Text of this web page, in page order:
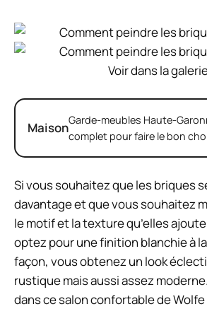
Voir dans la
MaisonGarde-meubles Haute-
complet pour faire le bon
Si vous souhaitez que les briques
davantage et que vous souhaitez
le motif et la texture qu’elles
optez pour une finition blanchie à
façon, vous obtenez un look
rustique mais aussi assez
dans ce salon confortable de